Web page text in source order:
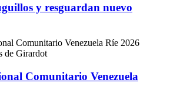
y resguardan nuevo
Comunitario Venezuela